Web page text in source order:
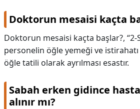
Doktorun mesaisi kaçta
Doktorun mesaisi kaçta başlar?,
personelin öğle yemeği ve
öğle tatili olarak ayrılması esastır.
Sabah erken gidince
alınır mı?